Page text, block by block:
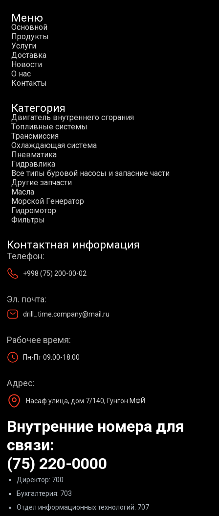
Меню
Основной
Продукты
Услуги
Доставка
Новости
О нас
Контакты
Категория
Двигатель внутреннего сгорания
Топливные системы
Трансмиссия
Охлаждающая система
Пневматика
Гидравлика
Все типы буровой насосы и запасние части
Другие запчасти
Масла
Морской Генератор
Гидромотор
Фильтры
Контактная информация
Телефон:
+998 (75) 200-00-02
Эл. почта:
drill_time.company@mail.ru
Рабочее время:
Пн-Пт 09:00-18:00
Адрес:
Насаф улица, дом 7/140, Гунгон МФЙ
Внутренние номера для
связи:
(75) 220-0000
Директор: 700
Бухгалтерия: 703
Отдел информационных технологий: 707